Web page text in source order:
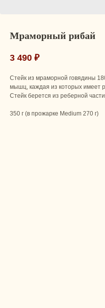
Мраморный рибай
3 490 ₽
Стейк из мраморной говядины
мышц, каждая из которых имеет
Стейк берется из реберной
350 г (в прожарке Medium 270 г)